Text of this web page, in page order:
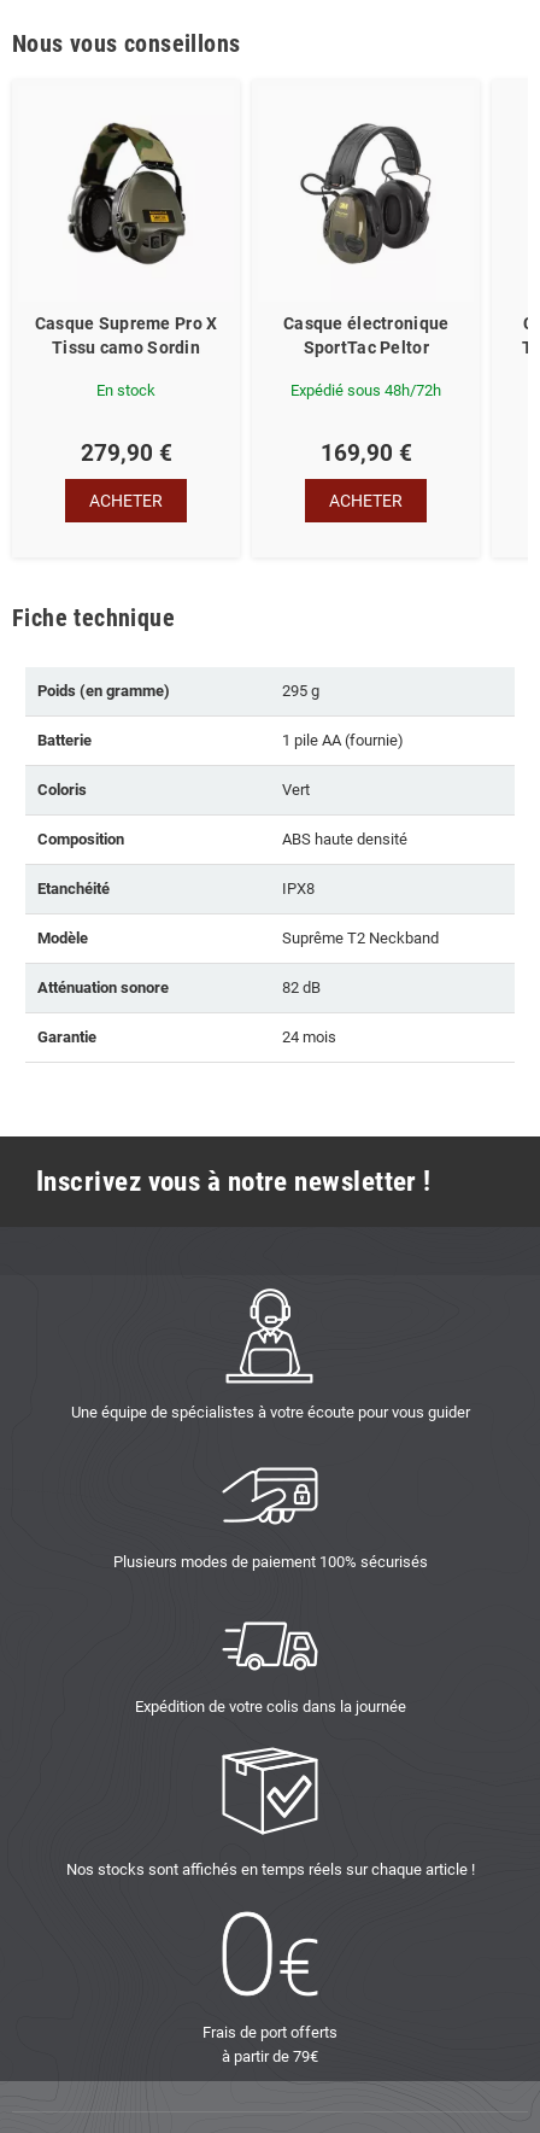
Nous vous conseillons
Casque Supreme Pro X
Tissu camo Sordin
En stock
279,90 €
ACHETER
Casque électronique
SportTac Peltor
Expédié sous 48h/72h
169,90 €
ACHETER
Fiche technique
Poids (en gramme) 295 g
Batterie 1 pile AA (fournie)
Coloris Vert
Composition ABS haute densité
Etanchéité IPX8
Modèle Suprême T2 Neckband
Atténuation sonore 82 dB
Garantie 24 mois
Inscrivez vous à notre newsletter !
Une équipe de spécialistes à votre écoute pour vous guider
Plusieurs modes de paiement 100% sécurisés
Expédition de votre colis dans la journée
Nos stocks sont affichés en temps réels sur chaque article !
Frais de port offerts
à partir de 79€